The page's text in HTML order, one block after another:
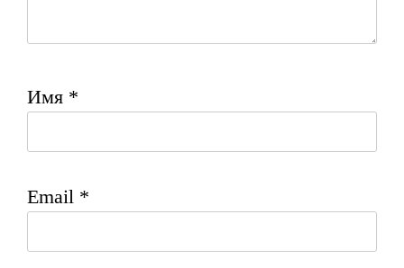
Имя *
Email *